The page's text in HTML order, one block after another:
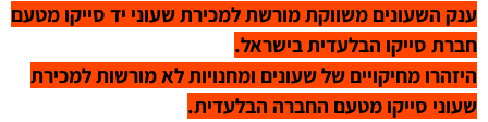
ענק השעונים משווקת מורשת למכירת שעוני יד סייקו מטעם
חברת סייקו הבלעדית בישראל.
היזהרו מחיקויים של שעונים ומחנויות לא מורשות למכירת
שעוני סייקו מטעם החברה הבלעדית.